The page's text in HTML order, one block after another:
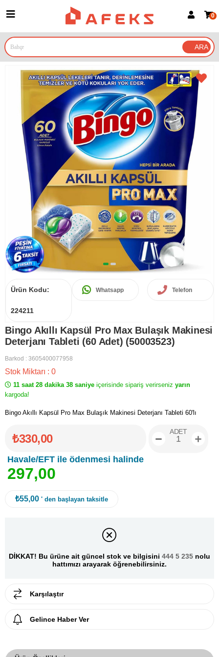
Google İle Bağlan
0
Ürün Kodu:
224211
Whatsapp Telefon
Bingo Akıllı Kapsül Pro Max Bulaşık Makinesi
Deterjanı Tableti (60 Adet) (50003523)
Barkod : 3605400077958
Stok Miktarı : 0
11 saat 28 dakika 38 saniye içerisinde sipariş verirseniz yarın
kargoda!
Bingo Akıllı Kapsül Pro Max Bulaşık Makinesi Deterjanı Tableti 60'lı
₺330,00
Havale/EFT ile ödenmesi halinde
297,00
ADET
₺55,00 ' den başlayan taksitle
DİKKAT! Bu ürüne ait güncel stok ve bilgisini 444 5 235 nolu
hattımızı arayarak öğrenebilirsiniz.
Karşılaştır
Gelince Haber Ver